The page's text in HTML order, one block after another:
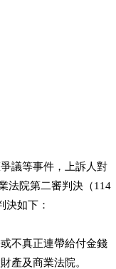
議等事件，上訴人對
法院第二審判決（114
決如下：
不真正連帶給付金錢
產及商業法院。